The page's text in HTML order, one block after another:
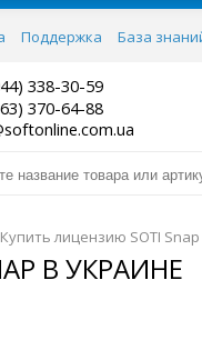
Поддержка База
338-30-59
370-64-88
Купить лицензию SOTI
В УКРАИНЕ